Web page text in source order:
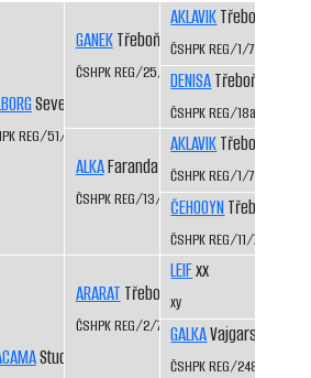
Severní vítr CS
REG/51/83
Studená Javořice
GANEKTřeboň-Kopeček CS
ČSHPK REG/25/82
ALKAFaranda CS
ČSHPK REG/13/81
ARARAT Třeboň-Kopeček CS
ČSHPK REG/2/77
AKLAVIKTřeboň-
ČSHPK REG/1/77
DENISATřeboň-
ČSHPK REG/18a/81
AKLAVIKTřeboň-
ČSHPK REG/1/77
ČEHOOYNTřeboň-
ČSHPK REG/11/79
LEIFxx
xy
GALKAVajgarské vrchy
ČSHPK REG/2484/72